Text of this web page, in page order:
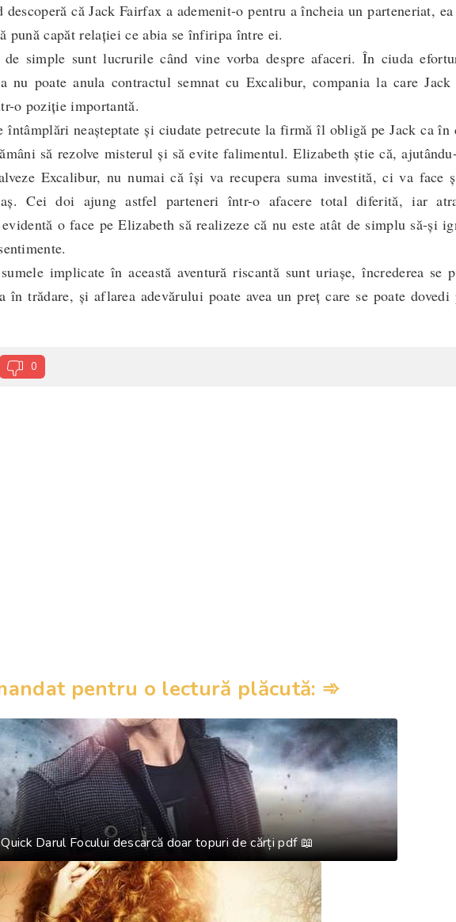
descoperă că Jack Fairfax a ademenit-o pentru a încheia un parteneriat, ea
pună capăt relației ce abia se înfiripa între ei.
simple sunt lucrurile când vine vorba despre afaceri. În ciuda
nu poate anula contractul semnat cu Excalibur, compania la care Jack
o poziție importantă.
întâmplări neașteptate și ciudate petrecute la firmă îl obligă pe Jack ca în
să rezolve misterul și să evite falimentul. Elizabeth știe că,
Excalibur, nu numai că își va recupera suma investită, ci va face
Cei doi ajung astfel parteneri într-o afacere total diferită, iar
o face pe Elizabeth să realizeze că nu este atât de simplu să-și
implicate în această aventură riscantă sunt uriașe, încrederea se
în trădare, și aflarea adevărului poate avea un preț care se poate dovedi
0
pentru o lectură plăcută: ➾
Darul Focului descarcă doar topuri de cărți pdf 📖